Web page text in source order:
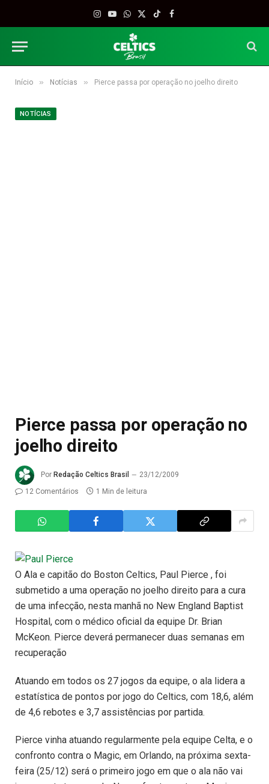
Instagram
YouTube
WhatsApp
X
TikTokFacebook
Início » Notícias » Pierce passa por operação no joelho direito
NOTÍCIAS
Pierce passa por operação no
joelho direito
Por Redação Celtics Brasil
23/12/2009
12 Comentários
1 Min de leitura
O Ala e capitão do Boston Celtics, Paul Pierce , foi
submetido a uma operação no joelho direito para a cura
de uma infecção, nesta manhã no New England Baptist
Hospital, com o médico oficial da equipe Dr. Brian
McKeon. Pierce deverá permanecer duas semanas em
recuperação
Atuando em todos os 27 jogos da equipe, o ala lidera a
estatística de pontos por jogo do Celtics, com 18,6, além
de 4,6 rebotes e 3,7 assistências por partida.
Pierce vinha atuando regularmente pela equipe Celta, e o
confronto contra o Magic, em Orlando, na próxima sexta-
feira (25/12) será o primeiro jogo em que o ala não vai